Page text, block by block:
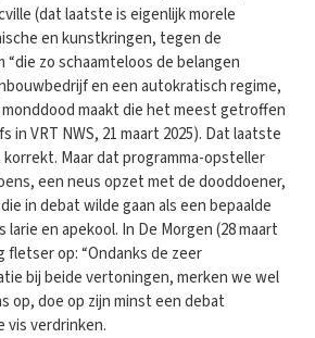
(dat laatste is eigenlijk morele
en kunstkringen, tegen de
zo schaamteloos de belangen
en een autokratisch regime,
maakt die het meest getroffen
in VRT NWS, 21 maart 2025). Dat laatste
Maar dat programma-opsteller
een neus opzet met de dooddoener,
in debat wilde gaan als een bepaalde
larie en apekool. In De Morgen (28 maart
fletser op: “Ondanks de zeer
bij beide vertoningen, merken we wel
op, doe op zijn minst een debat
vis verdrinken.